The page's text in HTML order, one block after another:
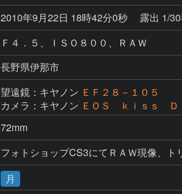
2010年9月22日 18時42分0秒
露出 1/
Ｆ４．５、ＩＳＯ８００、ＲＡＷ
長野県伊那市
望遠鏡：キヤノン ＥＦ２８－１０５
カメラ：キヤノン ＥＯＳ ｋｉｓｓ Ｄ
72mm
フォトショップCS3にてＲＡＷ現像、ト
月